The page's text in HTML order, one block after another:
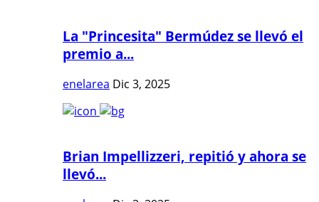
La "Princesita" Bermúdez se llevó el
premio a...
enelarea Dic 3, 2025
Brian Impellizzeri, repitió y ahora se
llevó...